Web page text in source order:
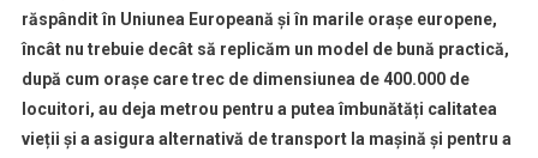
răspândit în Uniunea Europeană și în marile orașe europene,
încât nu trebuie decât să replicăm un model de bună practică,
după cum orașe care trec de dimensiunea de 400.000 de
locuitori, au deja metrou pentru a putea îmbunătăți calitatea
vieții și a asigura alternativă de transport la mașină și pentru a